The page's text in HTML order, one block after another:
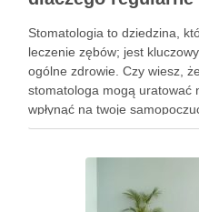
Stomatologia to dziedzina,
leczenie zębów; jest
ogólne zdrowie. Czy wiesz,
stomatologa mogą uratować
wpłynąć na twoje
ten zajmuje się diagnostyką